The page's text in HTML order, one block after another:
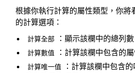
根據你執行計算的屬性類型，你將
的計算選項：
計算全部 ：顯示該欄中的總列數
計算數值 ：計算該欄中包含的
計算唯一值
：計算該欄中包含